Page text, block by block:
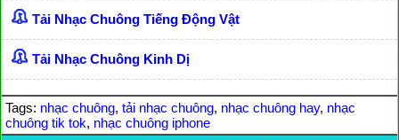
Tải Nhạc Chuông Tiếng Động Vật
Tải Nhạc Chuông Kinh Dị
Tags: nhạc chuông, tải nhạc chuông, nhạc chuông hay, nhạc
chuông tik tok, nhạc chuông iphone